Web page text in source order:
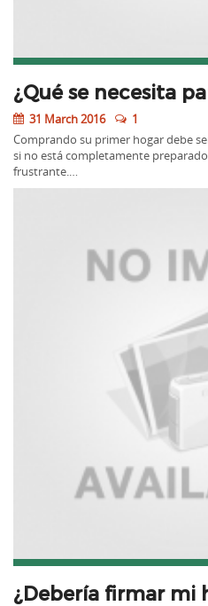
¿Qué se necesita
31 March 2016
1
Comprando su primer hogar debe
si no está completamente
frustrante.…
¿Debería firmar mi